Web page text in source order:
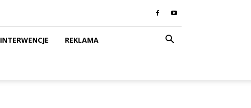
INTERWENCJE REKLAMA